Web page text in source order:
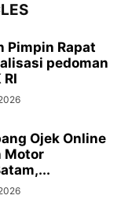
Pimpin Rapat
pedoman
Ojek Online
Motor